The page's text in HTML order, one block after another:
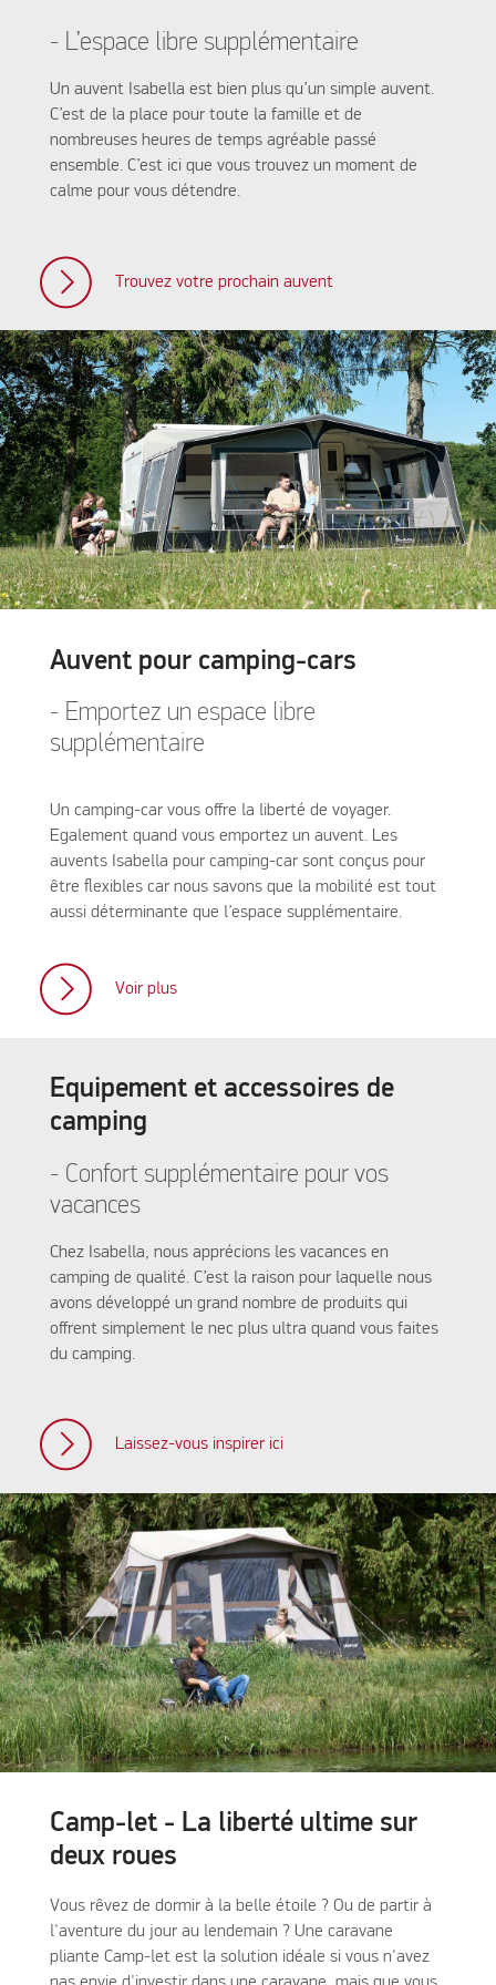
- L’espace libre supplémentaire
Un auvent Isabella est bien plus qu’un simple auvent.
C’est de la place pour toute la famille et de
nombreuses heures de temps agréable passé
ensemble. C’est ici que vous trouvez un moment de
calme pour vous détendre.
Trouvez votre prochain auvent
Auvent pour camping-cars
- Emportez un espace libre
supplémentaire
Un camping-car vous offre la liberté de voyager.
Egalement quand vous emportez un auvent. Les
auvents Isabella pour camping-car sont conçus pour
être flexibles car nous savons que la mobilité est tout
aussi déterminante que l’espace supplémentaire.
Voir plus
Equipement et accessoires de
camping
- Confort supplémentaire pour vos
vacances
Chez Isabella, nous apprécions les vacances en
camping de qualité. C’est la raison pour laquelle nous
avons développé un grand nombre de produits qui
offrent simplement le nec plus ultra quand vous faites
du camping.
Laissez-vous inspirer ici
Camp-let - La liberté ultime sur
deux roues
Vous rêvez de dormir à la belle étoile ? Ou de partir à
l'aventure du jour au lendemain ? Une caravane
pliante Camp-let est la solution idéale si vous n'avez